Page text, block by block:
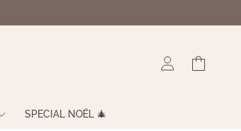
SPECIAL NOËL 🎄
Connexion Panier